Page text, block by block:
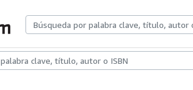
Libros antiguosArte y coleccionismo